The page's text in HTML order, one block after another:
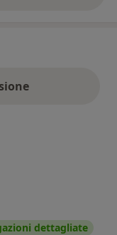
dettagliate